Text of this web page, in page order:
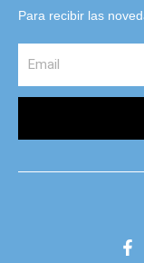
Para recibir las